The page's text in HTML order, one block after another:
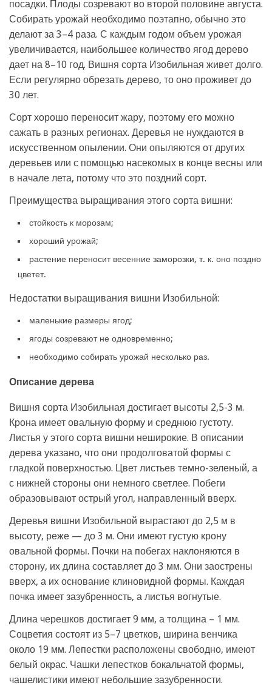
посадки. Плоды созревают во второй половине августа.
Собирать урожай необходимо поэтапно, обычно это
делают за 3–4 раза. С каждым годом объем урожая
увеличивается, наибольшее количество ягод дерево
дает на 8–10 год. Вишня сорта Изобильная живет долго.
Если регулярно обрезать дерево, то оно проживет до
30 лет.
Сорт хорошо переносит жару, поэтому его можно
сажать в разных регионах. Деревья не нуждаются в
искусственном опылении. Они опыляются от других
деревьев или с помощью насекомых в конце весны или
в начале лета, потому что это поздний сорт.
Преимущества выращивания этого сорта вишни:
стойкость к морозам;
хороший урожай;
растение переносит весенние заморозки, т. к. оно поздно
цветет.
Недостатки выращивания вишни Изобильной:
маленькие размеры ягод;
ягоды созревают не одновременно;
необходимо собирать урожай несколько раз.
Описание дерева
Вишня сорта Изобильная достигает высоты 2,5-3 м.
Крона имеет овальную форму и среднюю густоту.
Листья у этого сорта вишни неширокие. В описании
дерева указано, что они продолговатой формы с
гладкой поверхностью. Цвет листьев темно-зеленый, а
с нижней стороны они немного светлее. Побеги
образовывают острый угол, направленный вверх.
Деревья вишни Изобильной вырастают до 2,5 м в
высоту, реже — до 3 м. Они имеют густую крону
овальной формы. Почки на побегах наклоняются в
сторону, их длина составляет до 3 мм. Они заострены
вверх, а их основание клиновидной формы. Каждая
почка имеет зазубренность, а листья вогнутые.
Длина черешков достигает 9 мм, а толщина – 1 мм.
Соцветия состоят из 5–7 цветков, ширина венчика
около 19 мм. Лепестки расположены свободно, имеют
белый окрас. Чашки лепестков бокальчатой формы,
чашелистики имеют небольшие зазубренности.